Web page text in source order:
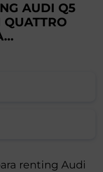
AUDI Q5
renting Audi